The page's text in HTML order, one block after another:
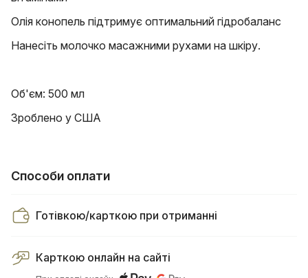
Олія конопель підтримує оптимальний гідробаланс
Нанесіть молочко масажними рухами на шкіру.
Об'єм: 500 мл
Зроблено у США
Способи оплати
Готівкою/карткою при отриманні
Карткою онлайн на сайті